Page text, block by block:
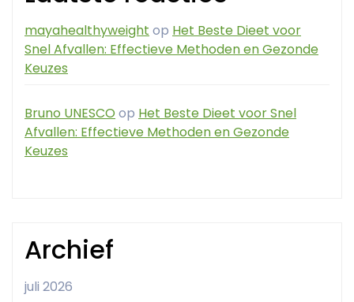
mayahealthyweight op Het Beste Dieet voor
Snel Afvallen: Effectieve Methoden en Gezonde
Keuzes
Bruno UNESCO op Het Beste Dieet voor Snel
Afvallen: Effectieve Methoden en Gezonde
Keuzes
Archief
juli 2026